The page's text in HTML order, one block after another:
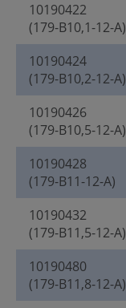
10190422
(179-B10,1-12-A)
10190424
(179-B10,2-12-A)
10190426
(179-B10,5-12-A)
10190428
(179-B11-12-A)
10190432
(179-B11,5-12-A)
10190480
(179-B11,8-12-A)